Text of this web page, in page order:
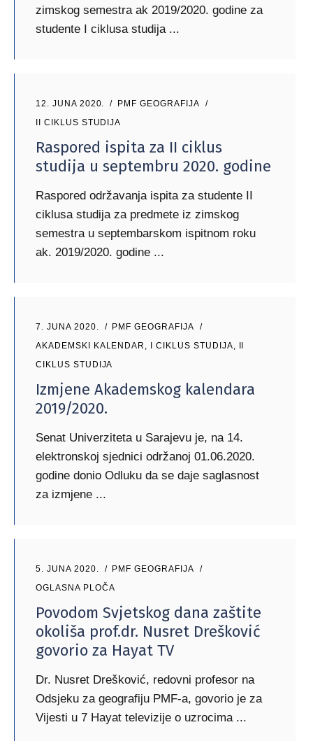
zimskog semestra ak 2019/2020. godine za
studente I ciklusa studija
12. JUNA 2020.
PMF GEOGRAFIJA
II CIKLUS STUDIJA
Raspored ispita za II ciklus
studija u septembru 2020. godine
Raspored održavanja ispita za studente II
ciklusa studija za predmete iz zimskog
semestra u septembarskom ispitnom roku
ak. 2019/2020. godine
7. JUNA 2020.
PMF GEOGRAFIJA
AKADEMSKI KALENDAR , I CIKLUS STUDIJA,
CIKLUS STUDIJA
Izmjene Akademskog kalendara
2019/2020.
Senat Univerziteta u Sarajevu je, na 14.
elektronskoj sjednici održanoj 01.06.2020.
godine donio Odluku da se daje saglasnost
za izmjene
5. JUNA 2020.
PMF GEOGRAFIJA
OGLASNA PLOČA
Povodom Svjetskog dana zaštite
okoliša prof.dr. Nusret Drešković
govorio za Hayat TV
Dr. Nusret Drešković, redovni profesor na
Odsjeku za geografiju PMF-a, govorio je za
Vijesti u 7 Hayat televizije o uzrocima